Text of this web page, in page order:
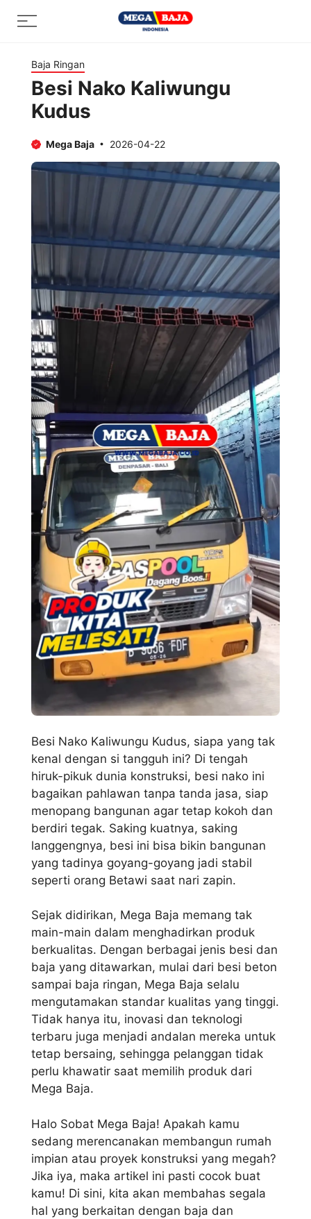
Menu
Baja Ringan
Besi Nako Kaliwungu
Kudus
Mega Baja 2026-04-22
Besi Nako Kaliwungu Kudus, siapa yang tak
kenal dengan si tangguh ini? Di tengah
hiruk-pikuk dunia konstruksi, besi nako ini
bagaikan pahlawan tanpa tanda jasa, siap
menopang bangunan agar tetap kokoh dan
berdiri tegak. Saking kuatnya, saking
langgengnya, besi ini bisa bikin bangunan
yang tadinya goyang-goyang jadi stabil
seperti orang Betawi saat nari zapin.
Sejak didirikan, Mega Baja memang tak
main-main dalam menghadirkan produk
berkualitas. Dengan berbagai jenis besi dan
baja yang ditawarkan, mulai dari besi beton
sampai baja ringan, Mega Baja selalu
mengutamakan standar kualitas yang tinggi.
Tidak hanya itu, inovasi dan teknologi
terbaru juga menjadi andalan mereka untuk
tetap bersaing, sehingga pelanggan tidak
perlu khawatir saat memilih produk dari
Mega Baja.
Halo Sobat Mega Baja! Apakah kamu
sedang merencanakan membangun rumah
impian atau proyek konstruksi yang megah?
Jika iya, maka artikel ini pasti cocok buat
kamu! Di sini, kita akan membahas segala
hal yang berkaitan dengan baja dan